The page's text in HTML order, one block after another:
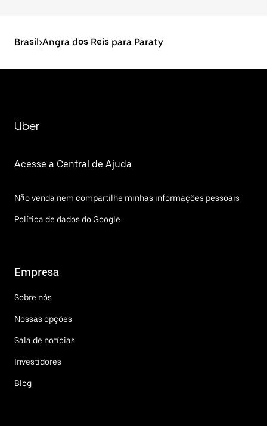
Brasil>Angra dos Reis para Paraty
Uber
Acesse a Central de Ajuda
Não venda nem compartilhe minhas informações pessoais
Política de dados do Google
Empresa
Sobre nós
Nossas opções
Sala de notícias
Investidores
Blog